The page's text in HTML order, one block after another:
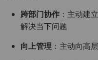
跨部门协作 ：主动建
解决当下问题
向上管理 ：主动向高